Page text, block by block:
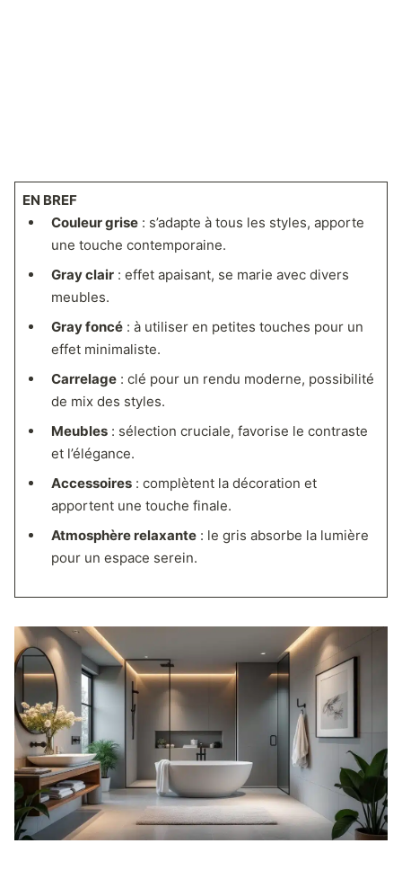
EN BREF
Couleur grise: s’adapte à tous les styles, apporte
une touche contemporaine.
Gray clair: effet apaisant, se marie avec divers
meubles.
Gray foncé: à utiliser en petites touches pour un
effet minimaliste.
Carrelage: clé pour un rendu moderne, possibilité
de mix des styles.
Meubles: sélection cruciale, favorise le contraste
et l’élégance.
Accessoires: complètent la décoration et
apportent une touche finale.
Atmosphère relaxante: le gris absorbe la lumière
pour un espace serein.